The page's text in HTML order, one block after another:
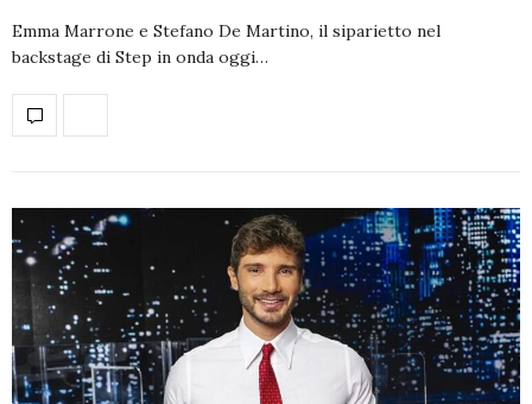
Emma Marrone e Stefano De Martino, il siparietto nel
backstage di Step in onda oggi…